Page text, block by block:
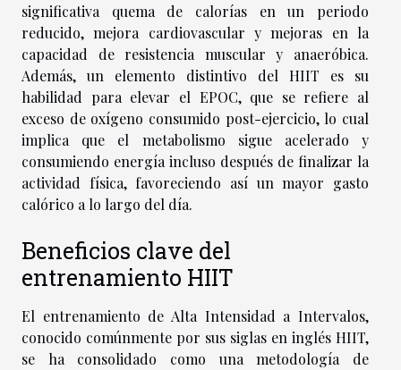
significativa quema de calorías en un periodo
reducido, mejora cardiovascular y mejoras en la
capacidad de resistencia muscular y anaeróbica.
Además, un elemento distintivo del HIIT es su
habilidad para elevar el EPOC, que se refiere al
exceso de oxígeno consumido post-ejercicio, lo cual
implica que el metabolismo sigue acelerado y
consumiendo energía incluso después de finalizar la
actividad física, favoreciendo así un mayor gasto
calórico a lo largo del día.
Beneficios clave del
entrenamiento HIIT
El entrenamiento de Alta Intensidad a Intervalos,
conocido comúnmente por sus siglas en inglés HIIT,
se ha consolidado como una metodología de